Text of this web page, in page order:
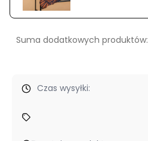
Suma dodatkowych produktów:
Czas wysyłki: